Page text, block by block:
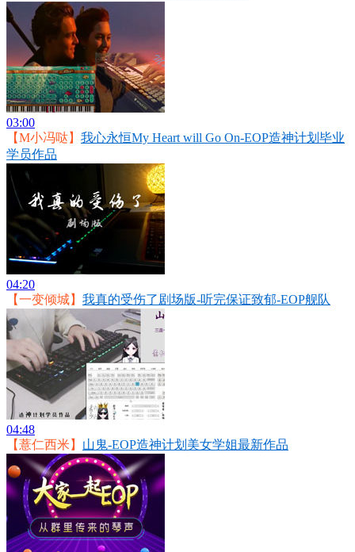
03:00
【M小冯哒】 我心永恒My Heart will Go On-EOP造神计划毕业
学员作品
04:20
【一变倾城】 我真的受伤了剧场版-听完保证致郁-EOP舰队
04:48
【薏仁西米】 山鬼-EOP造神计划美女学姐最新作品